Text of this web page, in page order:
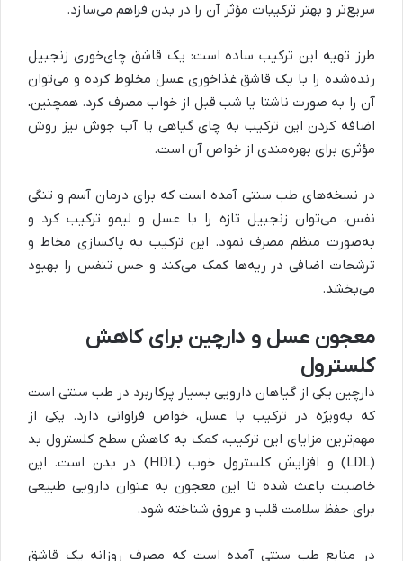
سریع‌تر و بهتر ترکیبات مؤثر آن را در بدن فراهم می‌سازد.
طرز تهیه این ترکیب ساده است: یک قاشق چای‌خوری زنجبیل
رنده‌شده را با یک قاشق غذاخوری عسل مخلوط کرده و می‌توان
آن را به صورت ناشتا یا شب قبل از خواب مصرف کرد. همچنین،
اضافه کردن این ترکیب به چای گیاهی یا آب جوش نیز روش
مؤثری برای بهره‌مندی از خواص آن است.
در نسخه‌های طب سنتی آمده است که برای درمان آسم و تنگی
نفس، می‌توان زنجبیل تازه را با عسل و لیمو ترکیب کرد و
به‌صورت منظم مصرف نمود. این ترکیب به پاکسازی مخاط و
ترشحات اضافی در ریه‌ها کمک می‌کند و حس تنفس را بهبود
می‌بخشد.
معجون عسل و دارچین برای کاهش
کلسترول
دارچین یکی از گیاهان دارویی بسیار پرکاربرد در طب سنتی است
که به‌ویژه در ترکیب با عسل، خواص فراوانی دارد. یکی از
مهم‌ترین مزایای این ترکیب، کمک به کاهش سطح کلسترول بد
(LDL)
و افزایش کلسترول خوب(HDL)
در بدن است. این
خاصیت باعث شده تا این معجون به عنوان دارویی طبیعی
برای حفظ سلامت قلب و عروق شناخته شود.
در منابع طب سنتی آمده است که مصرف روزانه یک قاشق